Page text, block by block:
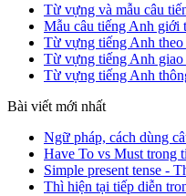
Từ vựng và mẫu câu
Mẫu câu tiếng Anh giới
Từ vựng tiếng Anh
Từ vựng tiếng Anh
Từ vựng tiếng Anh
Bài viết mới nhất
Ngữ pháp, cách dùng
Have To vs Must trong
Simple present tense -
Thì hiện tại tiếp diễn